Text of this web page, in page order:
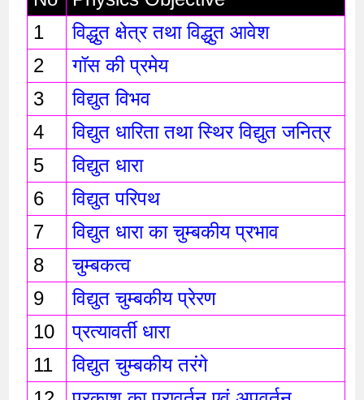
1
विद्धुत क्षेत्र तथा विद्धुत आवेश
2
गॉस की प्रमेय
3
विद्युत विभव
4
विद्युत धारिता तथा स्थिर विद्युत जनित्र
5
विद्युत धारा
6
विद्युत परिपथ
7
विद्युत धारा का चुम्बकीय प्रभाव
8
चुम्बकत्व
9
विद्युत चुम्बकीय प्रेरण
10
प्रत्यावर्ती धारा
11
विद्युत चुम्बकीय तरंगे